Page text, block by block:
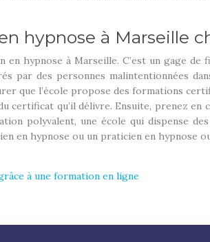
hypnose à Marseille
hypnose à Marseille. C’est un gage
par des personnes malintentionnées
que l’école propose des formations
certificat qu’il délivre. Ensuite, prenez
polyvalent, une école qui dispense
en hypnose ou un praticien en hypnose
à une formation en ligne